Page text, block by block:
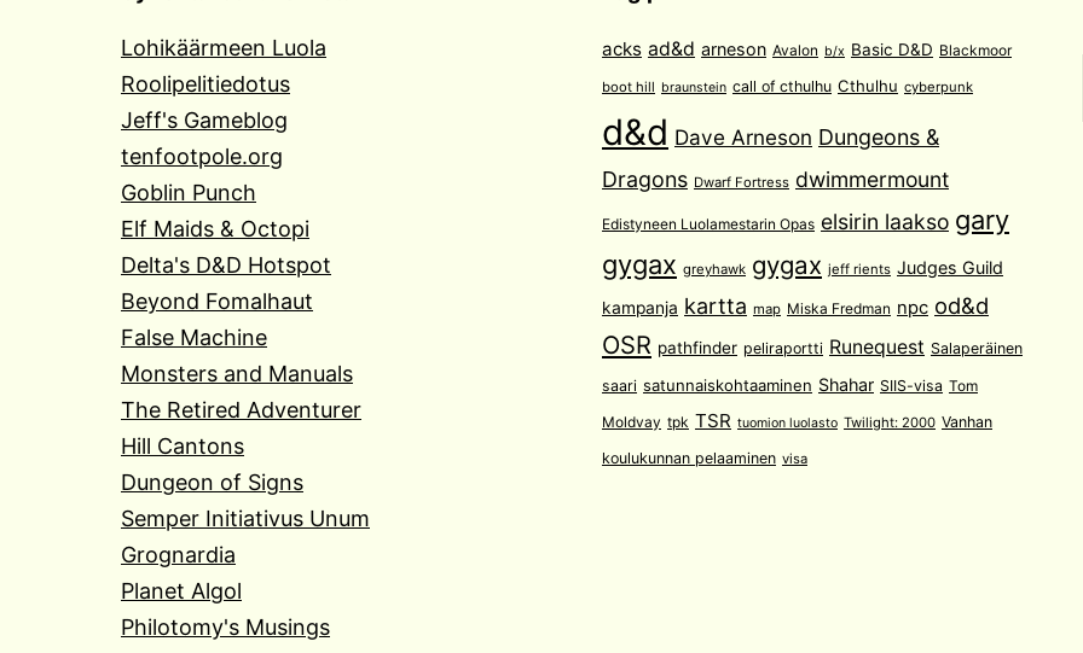
Lohikäärmeen Luola
Roolipelitiedotus
Jeff's Gameblog
tenfootpole.org
Goblin Punch
Elf Maids & Octopi
Delta's D&D Hotspot
Beyond Fomalhaut
False Machine
Monsters and Manuals
The Retired Adventurer
Hill Cantons
Dungeon of Signs
Semper Initiativus Unum
Grognardia
Planet Algol
Philotomy's Musings
acks ad&d arneson Avalon b/x Basic D&D Blackmoor
boot hill braunstein call of cthulhu Cthulhu cyberpunk
d&d Dave Arneson Dungeons &
Dragons Dwarf Fortress dwimmermount
Edistyneen Luolamestarin Opas elsirin laakso gary
gygax greyhawk gygax jeff rients Judges Guild
kampanja kartta map Miska Fredman npc od&d
OSR pathfinder peliraportti Runequest Salaperäinen
saari satunnaiskohtaaminen Shahar SIIS-visa Tom
Moldvay tpk TSR tuomion luolasto Twilight: 2000 Vanhan
koulukunnan pelaaminen visa